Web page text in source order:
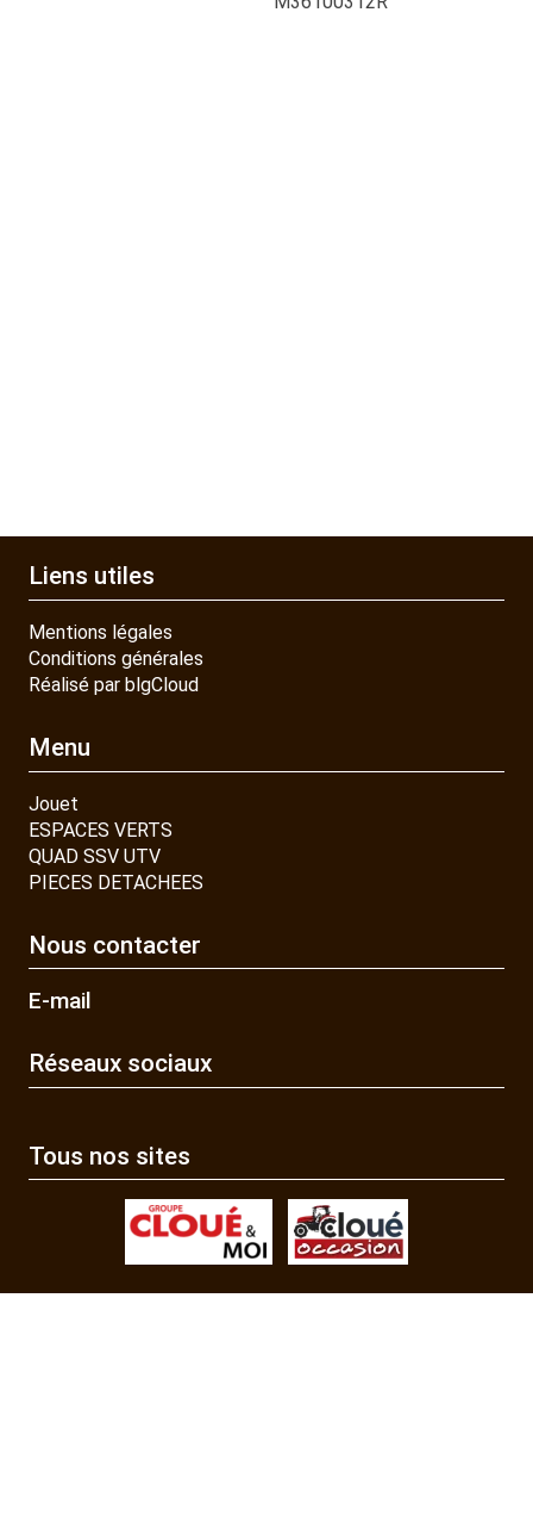
Liens utiles
Mentions légales
Conditions générales
Réalisé par blgCloud
Menu
Jouet
ESPACES VERTS
QUAD SSV UTV
PIECES DETACHEES
Nous contacter
E-mail
Réseaux sociaux
Tous nos sites